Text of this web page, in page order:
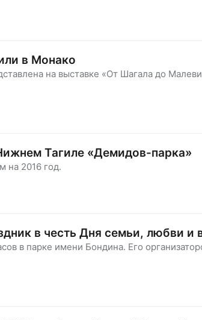
в Монако
на выставке «От Шагала до
Тагиле «Демидов-парка»
на 2016 год.
в честь Дня семьи, любви и
в парке имени Бондина. Его